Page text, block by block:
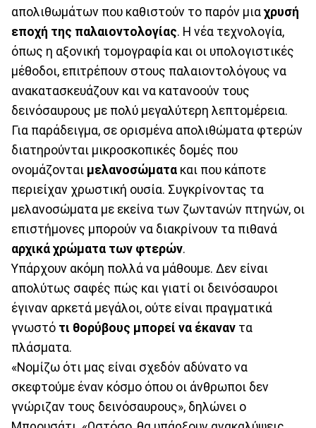
απολιθωμάτων που καθιστούν το παρόν μια χρυσή
εποχή της παλαιοντολογίας. Η νέα τεχνολογία,
όπως η αξονική τομογραφία και οι υπολογιστικές
μέθοδοι, επιτρέπουν στους παλαιοντολόγους να
ανακατασκευάζουν και να κατανοούν τους
δεινόσαυρους με πολύ μεγαλύτερη λεπτομέρεια.
Για παράδειγμα, σε ορισμένα απολιθώματα φτερών
διατηρούνται μικροσκοπικές δομές που
ονομάζονται μελανοσώματα και που κάποτε
περιείχαν χρωστική ουσία. Συγκρίνοντας τα
μελανοσώματα με εκείνα των ζωντανών πτηνών, οι
επιστήμονες μπορούν να διακρίνουν τα πιθανά
αρχικά χρώματα των φτερών.
Υπάρχουν ακόμη πολλά να μάθουμε. Δεν είναι
απολύτως σαφές πώς και γιατί οι δεινόσαυροι
έγιναν αρκετά μεγάλοι, ούτε είναι πραγματικά
γνωστό τι θορύβους μπορεί να έκαναν τα
πλάσματα.
«Νομίζω ότι μας είναι σχεδόν αδύνατο να
σκεφτούμε έναν κόσμο όπου οι άνθρωποι δεν
γνώριζαν τους δεινόσαυρους», δηλώνει ο